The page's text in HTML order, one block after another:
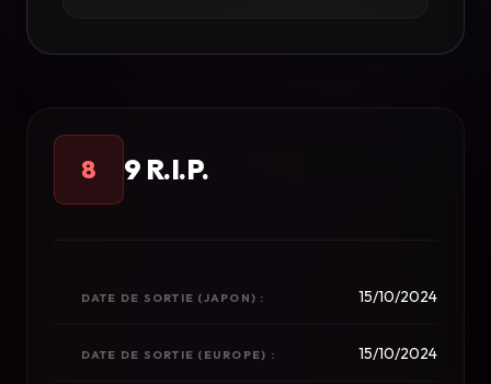
8 9 R.I.P.
DATE DE SORTIE (JAPON) : 15/10/2024
DATE DE SORTIE (EUROPE) : 15/10/2024